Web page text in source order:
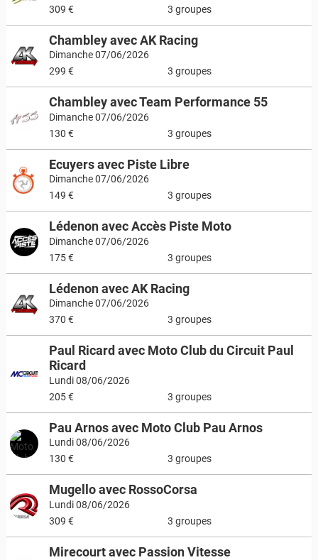
309 €
3 groupes
Chambley avec AK Racing
Dimanche 07/06/2026
299 €
3 groupes
Chambley avec Team Performance 55
Dimanche 07/06/2026
130 €
3 groupes
Ecuyers avec Piste Libre
Dimanche 07/06/2026
149 €
3 groupes
Lédenon avec Accès Piste Moto
Dimanche 07/06/2026
175 €
3 groupes
Lédenon avec AK Racing
Dimanche 07/06/2026
370 €
3 groupes
Paul Ricard avec Moto Club du Circuit Paul
Ricard
Lundi 08/06/2026
205 €
3 groupes
Pau Arnos avec Moto Club Pau Arnos
Lundi 08/06/2026
130 €
3 groupes
Mugello avec RossoCorsa
Lundi 08/06/2026
309 €
3 groupes
Mirecourt avec Passion Vitesse